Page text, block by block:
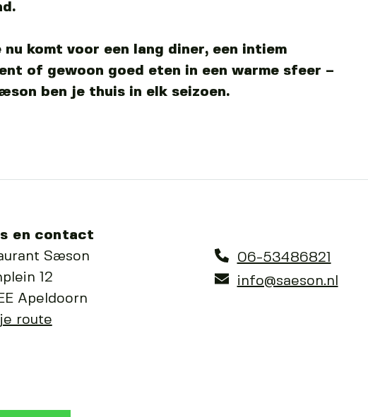
nu komt voor een lang diner, een intiem
of gewoon goed eten in een warme sfeer –
ben je thuis in elk seizoen.
en contact
Sæson
12
Apeldoorn
route
06-53486821
info@saeson.nl